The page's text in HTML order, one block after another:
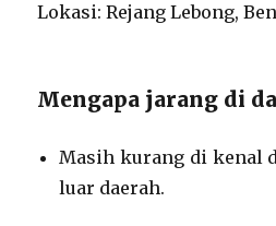
Lokasi: Rejang Lebong,
Mengapa jarang di
Masih kurang di kenal
luar daerah.